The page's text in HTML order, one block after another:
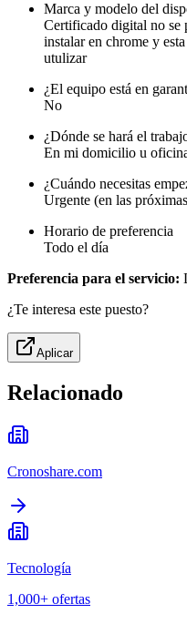
Marca y modelo del
Certificado digital no se
instalar en chrome y
utulizar
¿El equipo está en
No
¿Dónde se hará el
En mi domicilio u
¿Cuándo necesitas
Urgente (en las
Horario de preferencia
Todo el día
Preferencia para el servicio:
¿Te interesa este puesto?
Aplicar
Relacionado
Cronoshare.com
Tecnología
1,000+ ofertas